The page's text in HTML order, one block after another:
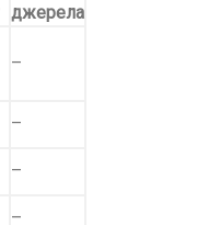
джерела
–
–
–
–